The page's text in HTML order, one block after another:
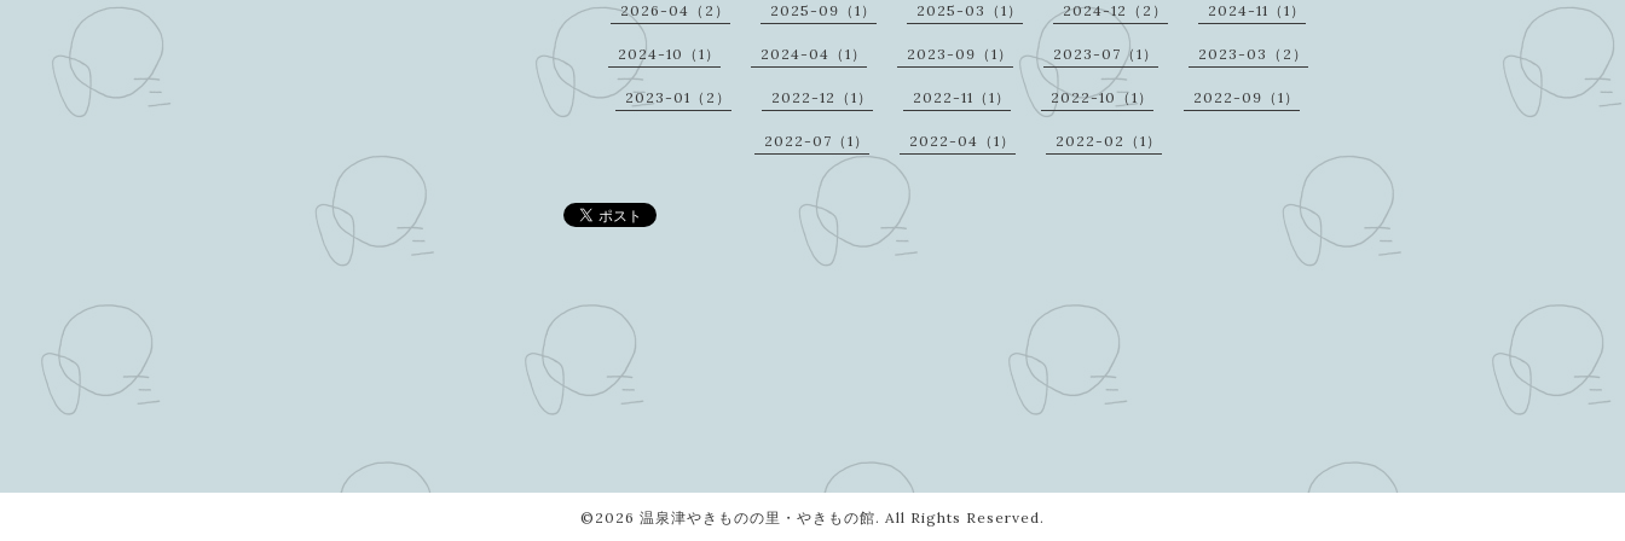
2026-04（2） 2025-09（1） 2025-03（1） 2024-12（2） 2024-11（1）
2024-10（1） 2024-04（1） 2023-09（1） 2023-07（1） 2023-03（2）
2023-01（2） 2022-12（1） 2022-11（1） 2022-10（1） 2022-09（1）
2022-07（1） 2022-04（1） 2022-02（1）
©2026 温泉津やきものの里・やきもの館. All Rights Reserved.